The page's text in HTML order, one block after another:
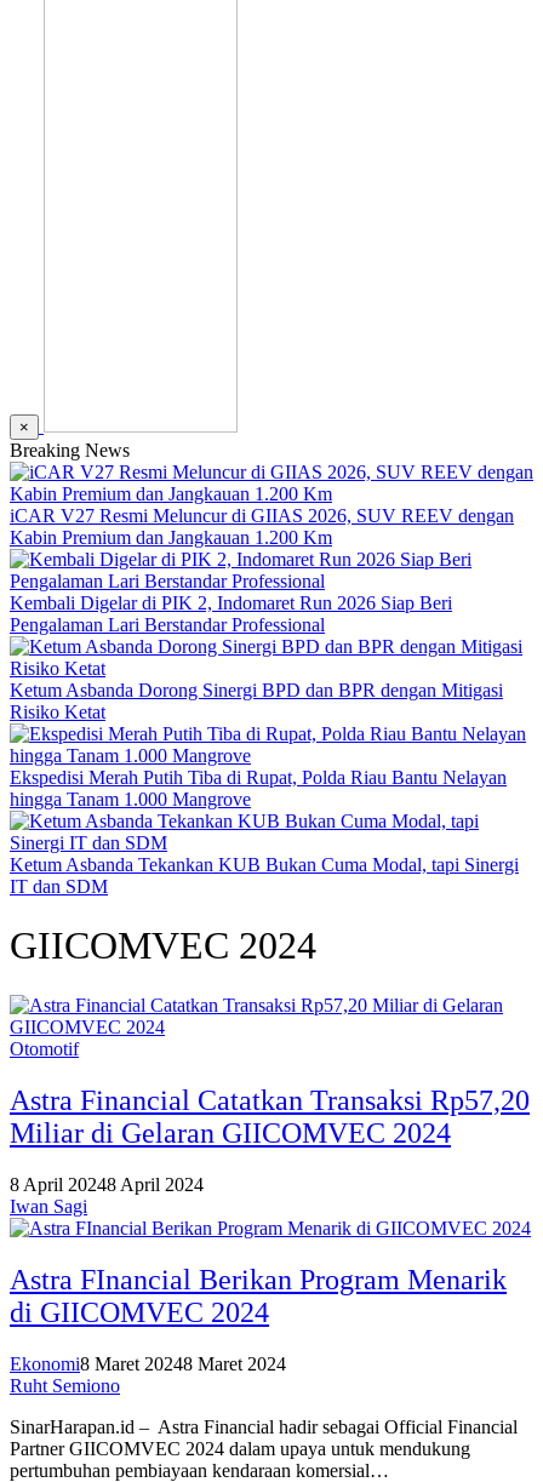
×
Breaking News
iCAR V27 Resmi Meluncur di GIIAS 2026, SUV REEV dengan
Kabin Premium dan Jangkauan 1.200 Km
Kembali Digelar di PIK 2, Indomaret Run 2026 Siap Beri
Pengalaman Lari Berstandar Professional
Ketum Asbanda Dorong Sinergi BPD dan BPR dengan Mitigasi
Risiko Ketat
Ekspedisi Merah Putih Tiba di Rupat, Polda Riau Bantu Nelayan
hingga Tanam 1.000 Mangrove
Ketum Asbanda Tekankan KUB Bukan Cuma Modal, tapi Sinergi
IT dan SDM
GIICOMVEC 2024
Otomotif
Astra Financial Catatkan Transaksi Rp57,20
Miliar di Gelaran GIICOMVEC 2024
8 April 20248 April 2024
Iwan Sagi
Astra FInancial Berikan Program Menarik
di GIICOMVEC 2024
Ekonomi8 Maret 20248 Maret 2024
Ruht Semiono
SinarHarapan.id – Astra Financial hadir sebagai Official Financial
Partner GIICOMVEC 2024 dalam upaya untuk mendukung
pertumbuhan pembiayaan kendaraan komersial…